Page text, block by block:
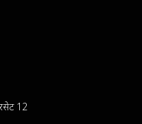
12